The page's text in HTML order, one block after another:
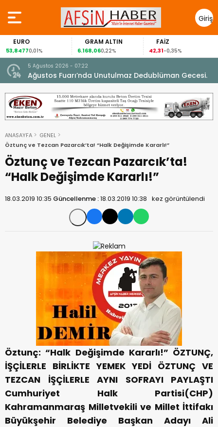
Giriş
Yap
EURO
53,84770,01%
GRAM ALTIN
6.168,060,22%
FAİZ
42,31-0,35%
5 Ağustos 2026 - 07:22
Ağustos Fuarı’nda Unutulmaz Dedublüman Gecesi.
ANASAYFA
GENEL
Öztunç ve Tezcan Pazarcık’ta! “Halk Değişimde Kararlı!”
Öztunç ve Tezcan Pazarcık’ta!
“Halk Değişimde Kararlı!”
18.03.2019 10:35 Güncellenme :18.03.2019 10:38 kez görüntülendi
Öztunç: “Halk Değişimde Kararlı!” ÖZTUNÇ,
İŞÇİLERLE BİRLİKTE YEMEK YEDİ ÖZTUNÇ VE
TEZCAN İŞÇİLERLE AYNI SOFRAYI PAYLAŞTI
Cumhuriyet Halk Partisi(CHP)
Kahramanmaraş Milletvekili ve Millet İttifakı
Büyükşehir Belediye Başkan Adayı Ali